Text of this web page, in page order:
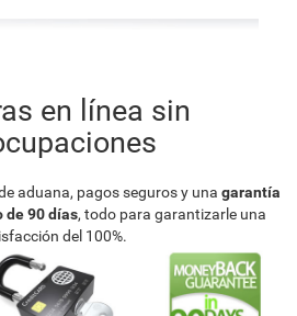
en línea sin
aduana, pagos seguros y una garantía
de 90 días, todo para garantizarle una
del 100%.